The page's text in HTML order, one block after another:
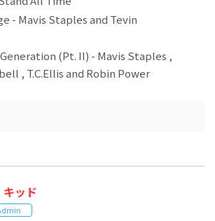
- Mavis Staples and Tevin
(Pt. II) - Mavis Staples ,
, T.C.Ellis and Robin Power
キッド